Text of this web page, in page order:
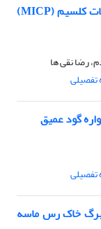
مطالعه‌ی آزمایشگاهی تاثیر رسوب زیستی کربنات کلسیم (MICP)
رضا نقی ها
گود عمیق
خاک رس ماسه